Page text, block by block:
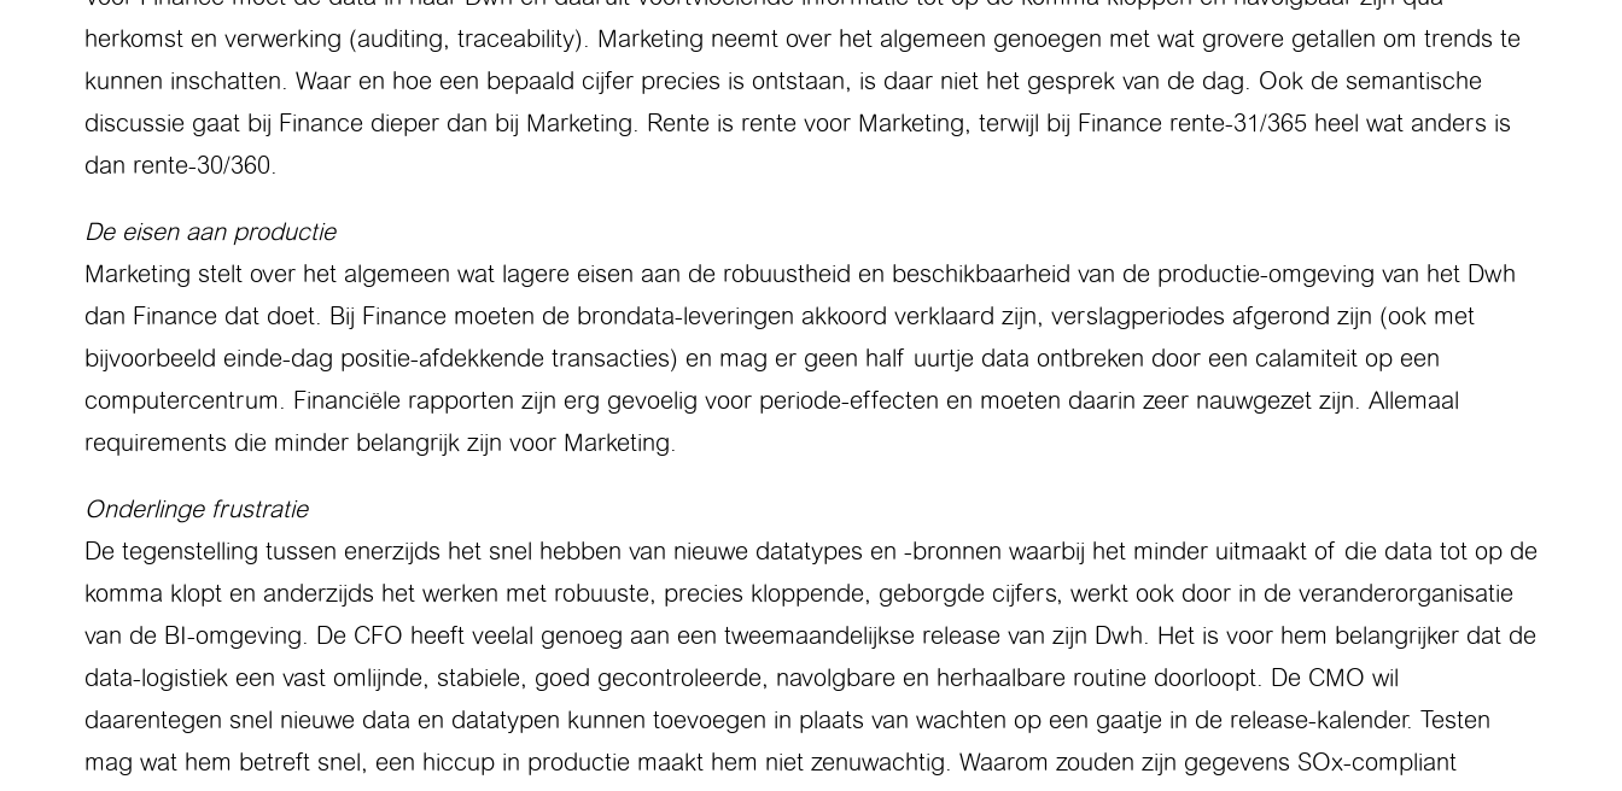
herkomst en verwerking (auditing, traceability). Marketing neemt over het algemeen genoegen met wat grovere getallen om trends te
kunnen inschatten. Waar en hoe een bepaald cijfer precies is ontstaan, is daar niet het gesprek van de dag. Ook de semantische
discussie gaat bij Finance dieper dan bij Marketing. Rente is rente voor Marketing, terwijl bij Finance rente-31/365 heel wat anders is
dan rente-30/360.
De eisen aan productie
Marketing stelt over het algemeen wat lagere eisen aan de robuustheid en beschikbaarheid van de productie-omgeving van het Dwh
dan Finance dat doet. Bij Finance moeten de brondata-leveringen akkoord verklaard zijn, verslagperiodes afgerond zijn (ook met
bijvoorbeeld einde-dag positie-afdekkende transacties) en mag er geen half uurtje data ontbreken door een calamiteit op een
computercentrum. Financiële rapporten zijn erg gevoelig voor periode-effecten en moeten daarin zeer nauwgezet zijn. Allemaal
requirements die minder belangrijk zijn voor Marketing.
Onderlinge frustratie
De tegenstelling tussen enerzijds het snel hebben van nieuwe datatypes en -bronnen waarbij het minder uitmaakt of die data tot op de
komma klopt en anderzijds het werken met robuuste, precies kloppende, geborgde cijfers, werkt ook door in de veranderorganisatie
van de BI-omgeving. De CFO heeft veelal genoeg aan een tweemaandelijkse release van zijn Dwh. Het is voor hem belangrijker dat de
data-logistiek een vast omlijnde, stabiele, goed gecontroleerde, navolgbare en herhaalbare routine doorloopt. De CMO wil
daarentegen snel nieuwe data en datatypen kunnen toevoegen in plaats van wachten op een gaatje in de release-kalender. Testen
mag wat hem betreft snel, een hiccup in productie maakt hem niet zenuwachtig. Waarom zouden zijn gegevens SOx-compliant